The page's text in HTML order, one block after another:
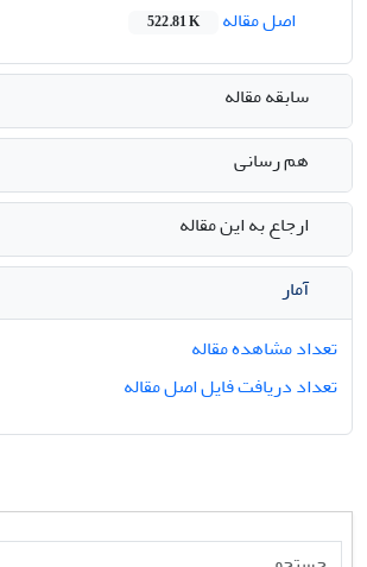
اصل مقاله
522.81 K
سابقه مقاله
هم رسانی
ارجاع به این مقاله
آمار
تعداد مشاهده مقاله
تعداد دریافت فایل اصل مقاله